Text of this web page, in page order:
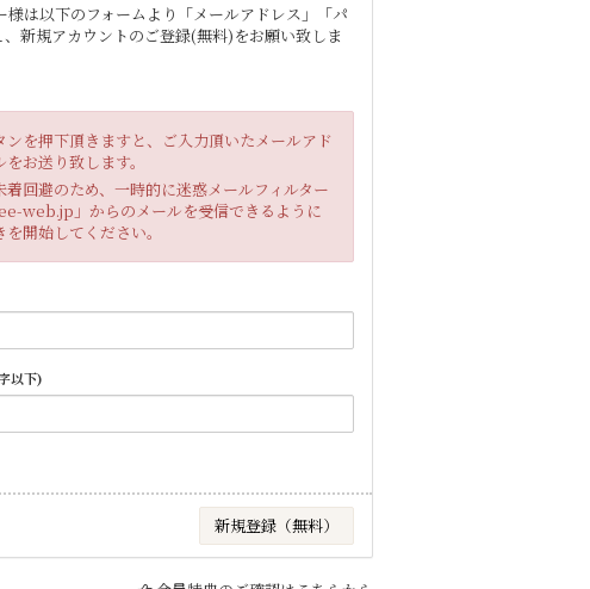
は以下のフォームより「メールアドレス」「パ
新規アカウントのご登録(無料)をお願い致しま
を押下頂きますと、ご入力頂いたメールアド
お送り致します。
回避のため、一時的に迷惑メールフィルター
web.jp」からのメールを受信できるように
開始してください。
以下)